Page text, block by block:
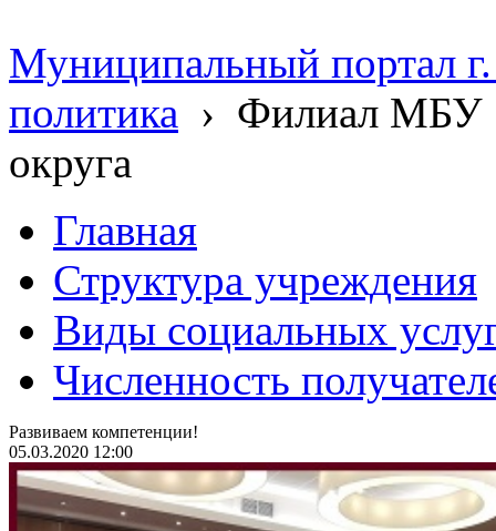
Муниципальный портал
политика › Филиал МБУ
округа
Главная
Структура учреждения
Виды социальных
Численность
Развиваем компетенции!
05.03.2020 12:00